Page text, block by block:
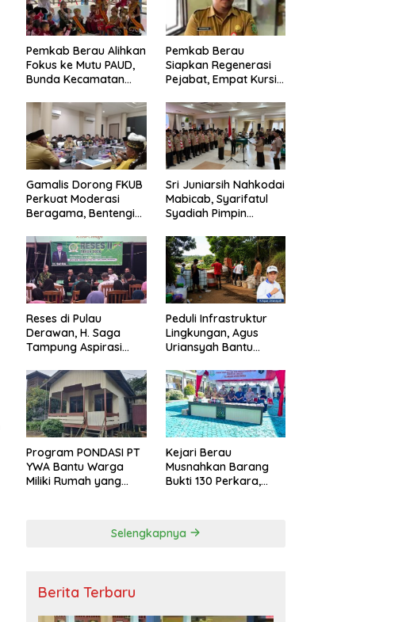
Pemkab Berau Alihkan
Fokus ke Mutu PAUD,
Bunda Kecamatan
Pengawasan
Pemkab Berau
Siapkan Regenerasi
Pejabat, Empat Kursi
Diisi
Gamalis Dorong FKUB
Perkuat Moderasi
Beragama, Bentengi
Pemecah Persatuan
Sri Juniarsih Nahkodai
Mabicab, Syarifatul
Syadiah Pimpin
Berau 2026–2031
Reses di Pulau
Derawan, H. Saga
Tampung Aspirasi
Masyarakat Bijak
Sikapi Efisiensi
Anggaran
Peduli Infrastruktur
Lingkungan, Agus
Uriansyah Bantu
Jalan di Gang Angsa
Program PONDASI PT
YWA Bantu Warga
Miliki Rumah yang
Kejari Berau
Musnahkan Barang
Bukti 130 Perkara,
Selengkapnya
Berita Terbaru